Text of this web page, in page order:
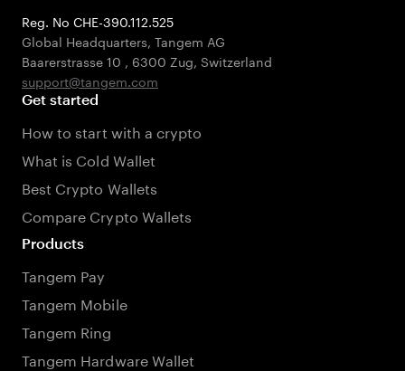
Reg. No CHE-390.112.525
Global Headquarters, Tangem AG
Baarerstrasse 10 , 6300 Zug, Switzerland
support@tangem.com
Get started
How to start with a crypto
What is Cold Wallet
Best Crypto Wallets
Compare Crypto Wallets
Products
Tangem Pay
Tangem Mobile
Tangem Ring
Tangem Hardware Wallet